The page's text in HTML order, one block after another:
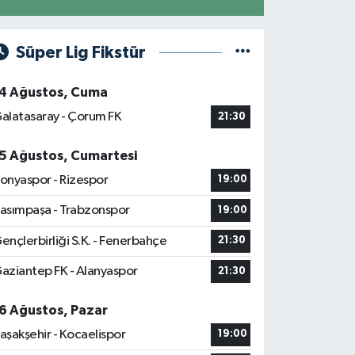
Süper Lig Fikstür
Ağustos, Cuma
- Çorum FK
21:30
Ağustos, Cumartesi
- Rizespor
19:00
- Trabzonspor 19:00
S.K. - Fenerbahçe 21:30
FK - Alanyaspor 21:30
Ağustos, Pazar
- Kocaelispor
19:00